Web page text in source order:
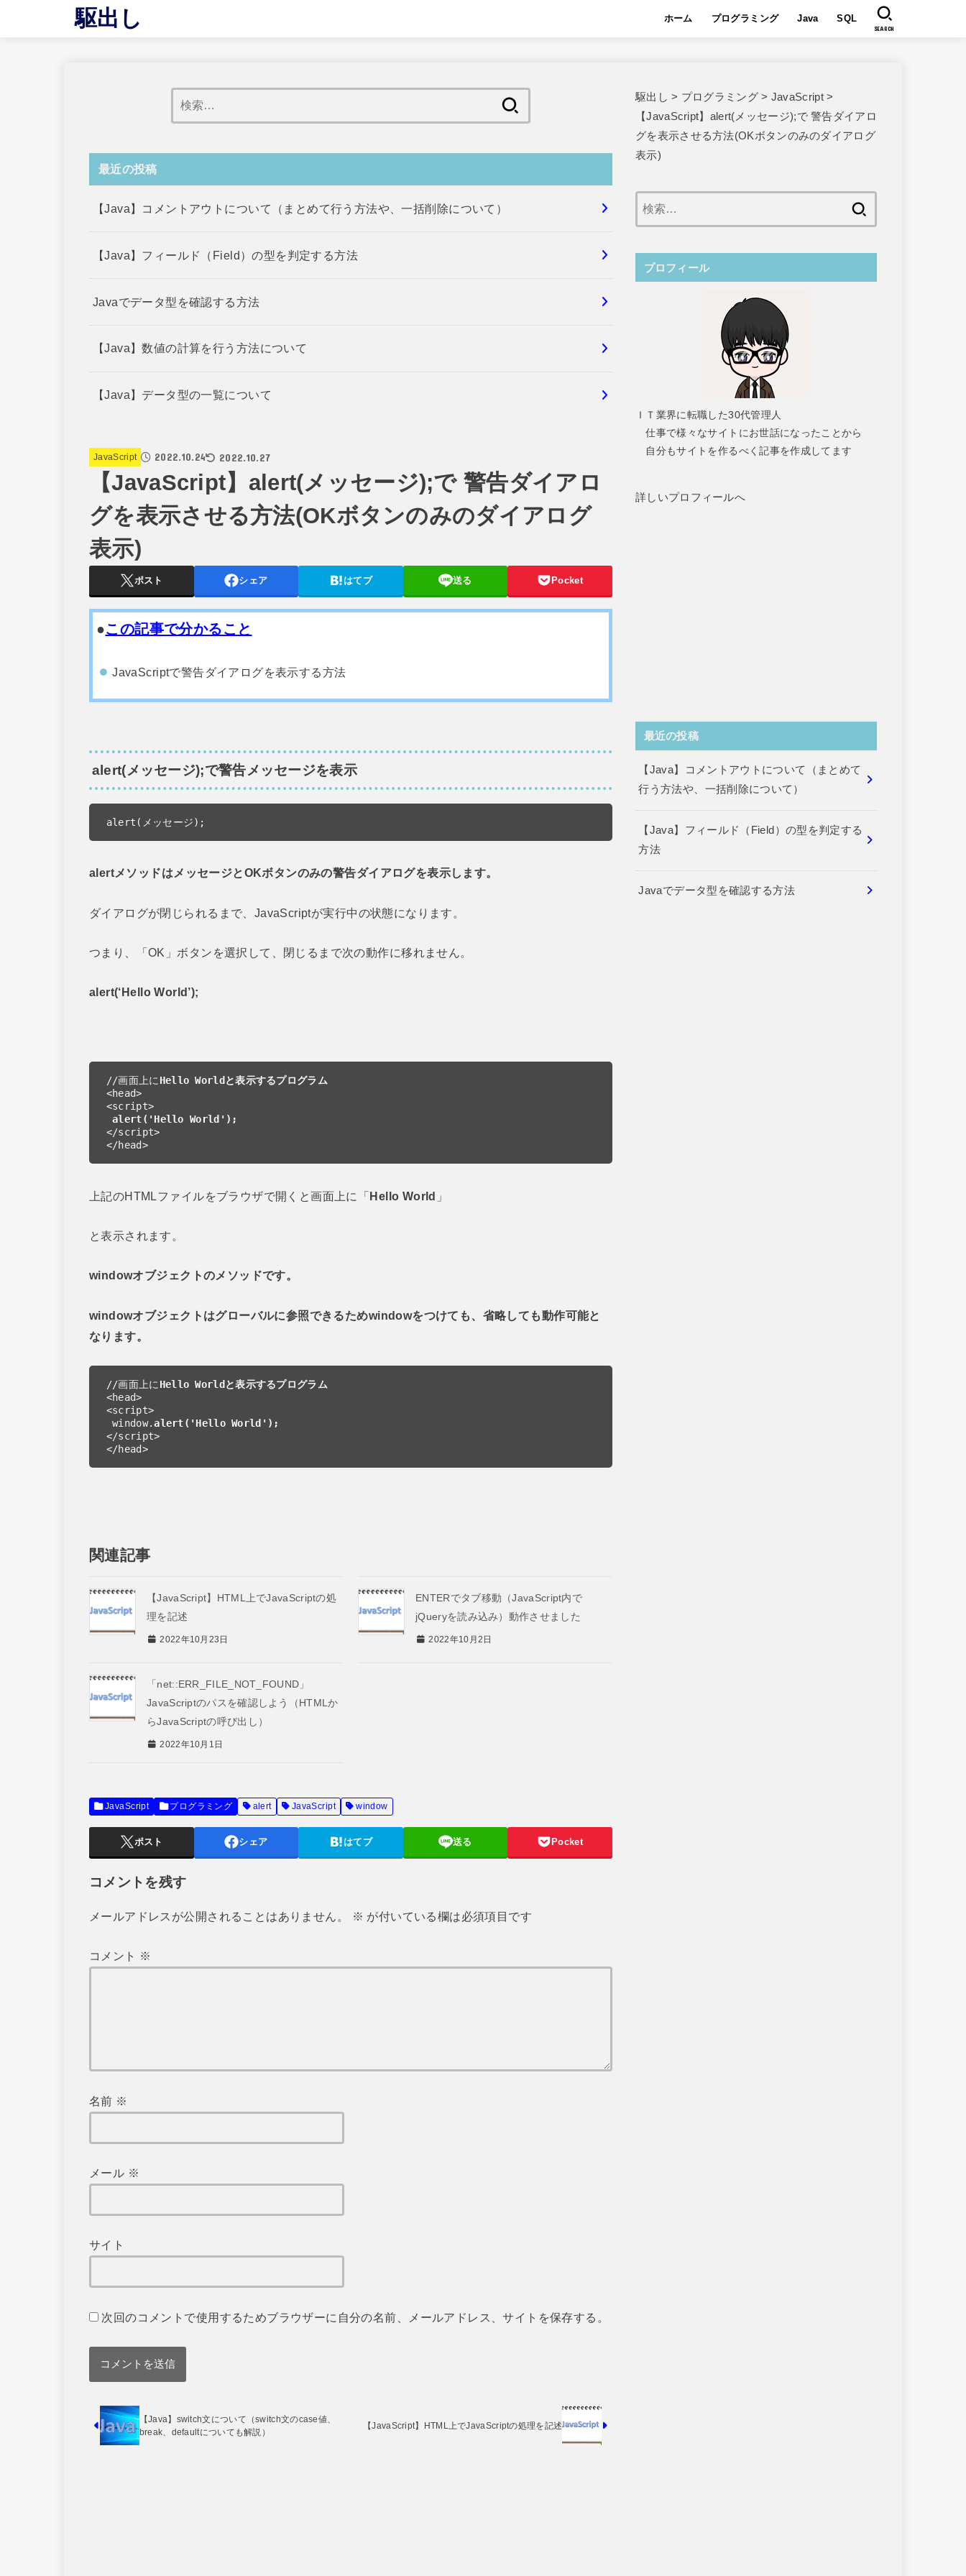
駆出し ホーム プログラミング Java SQL
SEARCH
索:
最近の投稿
【Java】コメントアウトについて（まとめて行う方法や、一括削除について）
【Java】フィールド（Field）の型を判定する方法
Javaでデータ型を確認する方法
【Java】数値の計算を行う方法について
【Java】データ型の一覧について
JavaScript 2022.10.24 2022.10.27
【JavaScript】alert(メッセージ);で 警告ダイアロ
グを表示させる方法(OKボタンのみのダイアログ
表示)
ポスト シェア はてブ 送る Pocket
●この記事で分かること
JavaScriptで警告ダイアログを表示する方法
alert(メッセージ);で警告メッセージを表示
alert(メッセージ);
alertメソッドはメッセージとOKボタンのみの警告ダイアログを表示します。
ダイアログが閉じられるまで、JavaScriptが実行中の状態になります。
つまり、「OK」ボタンを選択して、閉じるまで次の動作に移れません。
alert(‘Hello World’);
//画面上に Hello Worldと表示するプログラム
<head>
<script>
alert('Hello World');
</script>
</head>
上記のHTMLファイルをブラウザで開くと画面上に「Hello World 」
と表示されます。
windowオブジェクトのメソッドです。
windowオブジェクトはグローバルに参照できるためwindowをつけても、省略しても動作可能と
なります。
//画面上に Hello Worldと表示するプログラム
<head>
<script>
window.alert('Hello World');
</script>
</head>
関連記事
【JavaScript】HTML上でJavaScriptの処
理を記述
2022年10月23日
ENTERでタブ移動（JavaScript内で
jQueryを読み込み）動作させました
2022年10月2日
「net::ERR_FILE_NOT_FOUND」
JavaScriptのパスを確認しよう（HTMLか
らJavaScriptの呼び出し）
2022年10月1日
JavaScript プログラミング alert JavaScript window
ポスト シェア はてブ 送る Pocket
コメントを残す
メールアドレスが公開されることはありません。 ※ が付いている欄は必須項目です
コメント ※
名前 ※
メール ※
サイト
次回のコメントで使用するためブラウザーに自分の名前、メールアドレス、サイトを保存する。
【Java】switch文について（switch文のcase値、
break、defaultについても解説）
【JavaScript】HTML上でJavaScriptの処理を記述
駆出し > プログラミング> JavaScript>
【JavaScript】alert(メッセージ);で 警告ダイアロ
グを表示させる方法(OKボタンのみのダイアログ
表示)
プロフィール
ＩＴ業界に転職した30代管理人
仕事で様々なサイトにお世話になったことから
自分もサイトを作るべく記事を作成してます
詳しいプロフィールへ
最近の投稿
【Java】コメントアウトについて（まとめて
行う方法や、一括削除について）
【Java】フィールド（Field）の型を判定する
方法
Javaでデータ型を確認する方法